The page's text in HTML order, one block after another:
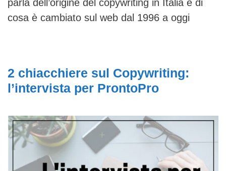
parla dell’origine del copywriting in Italia e di
cosa è cambiato sul web dal 1996 a oggi
2 chiacchiere sul Copywriting:
l’intervista per ProntoPro